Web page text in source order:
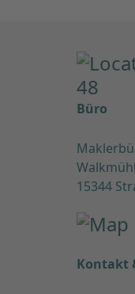
Büro
15344
Kontakt